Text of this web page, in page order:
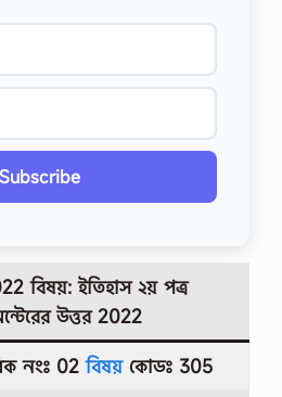
Subscribe
বিষয়: ইতিহাস ২য় পত্র
উত্তর2022
নংঃ 02 বিষয়কোডঃ 305